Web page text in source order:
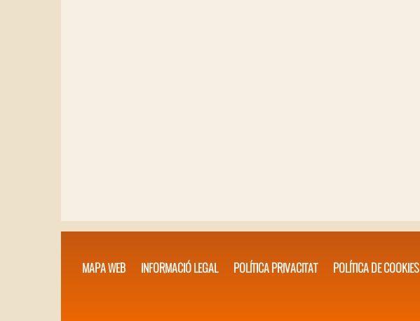
MAPA WEB INFORMACIÓ LEGAL POLÍTICA PRIVACITAT POLÍTICA DE COOKIES